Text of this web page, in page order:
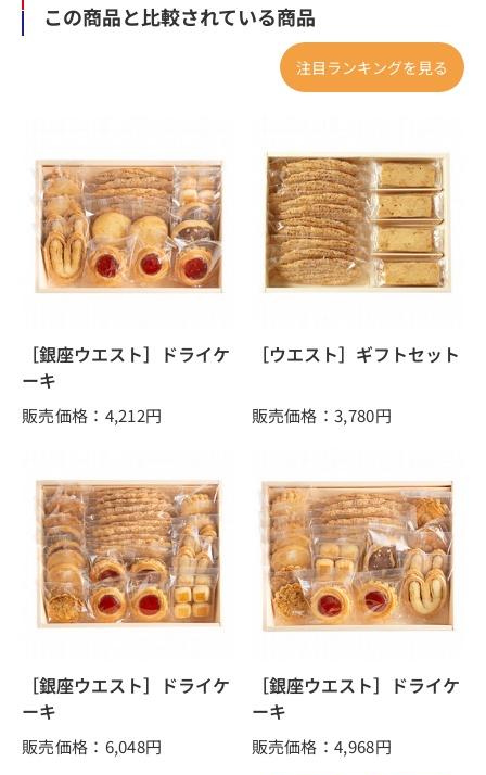
この商品と比較されている商品
注目ランキングを見る
［銀座ウエスト］ドライケ
ーキ
販売価格：4,212円
［ウエスト］ギフトセット
販売価格：3,780円
［銀座ウエスト］ドライケ
ーキ
販売価格：6,048円
［銀座ウエスト］ドライケ
ーキ
販売価格：4,968円